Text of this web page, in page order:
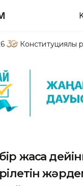
Конституциялық
жасқа